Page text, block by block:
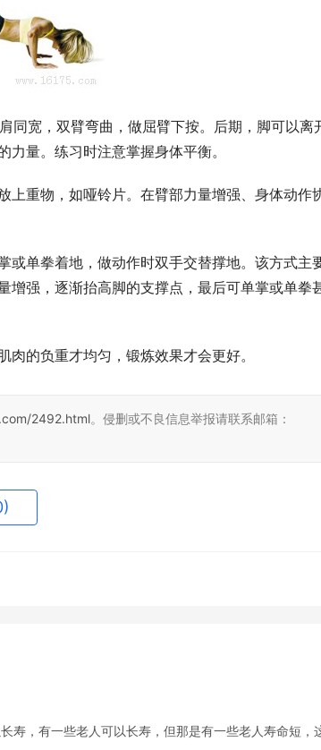
同宽，双臂弯曲，做屈臂下按。后期，脚可以离
力量。练习时注意掌握身体平衡。
重物，如哑铃片。在臂部力量增强、身体动作
单拳着地，做动作时双手交替撑地。该方式主
增强，逐渐抬高脚的支撑点，最后可单掌或单拳
的负重才均匀，锻炼效果才会更好。
2492.html。侵删或不良信息举报请联系邮箱：
，有一些老人可以长寿，但那是有一些老人寿命短，